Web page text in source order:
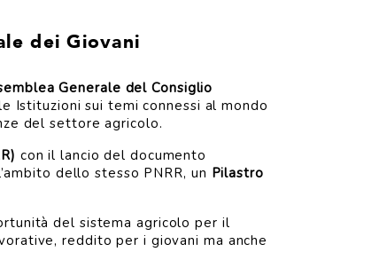
dei Giovani
Generale del Consiglio
Istituzioni sui temi connessi al mondo
del settore agricolo.
con il lancio del documento
dello stesso PNRR, un Pilastro
del sistema agricolo per il
reddito per i giovani ma anche